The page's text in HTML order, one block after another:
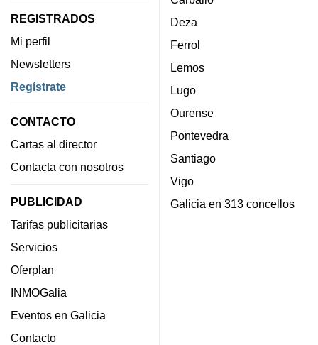
REGISTRADOS
Mi perfil
Newsletters
Regístrate
CONTACTO
Cartas al director
Contacta con nosotros
PUBLICIDAD
Tarifas publicitarias
Servicios
Oferplan
INMOGalia
Eventos en Galicia
Contacto
Deza
Ferrol
Lemos
Lugo
Ourense
Pontevedra
Santiago
Vigo
Galicia en 313 concellos